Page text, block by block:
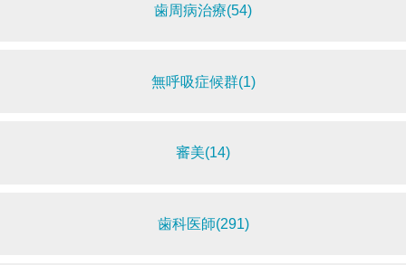
歯周病治療(54)
無呼吸症候群(1)
審美(14)
歯科医師(291)